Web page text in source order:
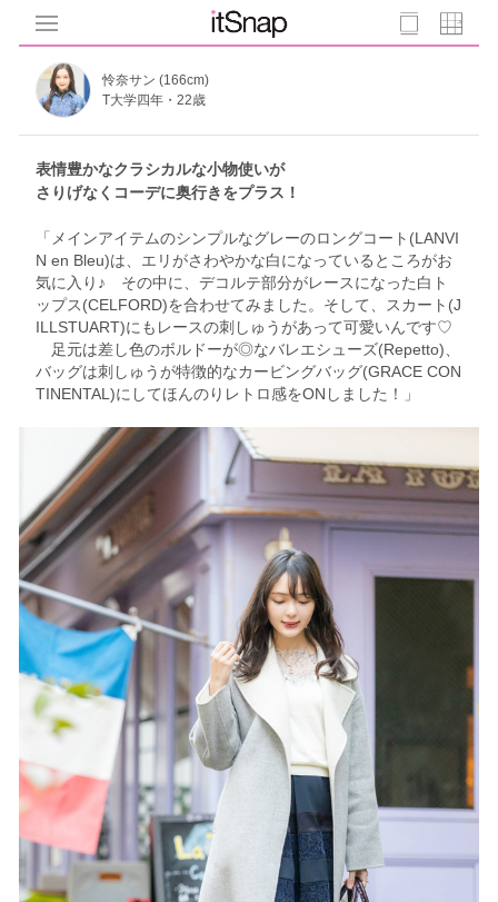
怜奈サン (166cm)
T大学四年・22歳
表情豊かなクラシカルな小物使いが
さりげなくコーデに奥行きをプラス！
「メインアイテムのシンプルなグレーのロングコート(LANVI
N en Bleu)は、エリがさわやかな白になっているところがお
気に入り♪ その中に、デコルテ部分がレースになった白ト
ップス(CELFORD)を合わせてみました。そして、スカート(J
ILLSTUART)にもレースの刺しゅうがあって可愛いんです♡
足元は差し色のボルドーが◎なバレエシューズ(Repetto)、
バッグは刺しゅうが特徴的なカービングバッグ(GRACE CON
TINENTAL)にしてほんのりレトロ感をONしました！」